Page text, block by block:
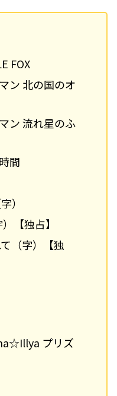
FOX
ン 北の国のオ
ン 流れ星のふ
間
）
【独占】
（字）
【独
プリズ